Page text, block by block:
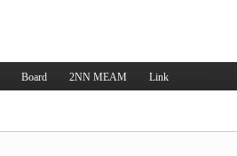
Board 2NN MEAM Link